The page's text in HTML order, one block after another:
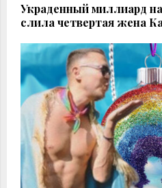
Украденный миллиард
слила четвертая жена